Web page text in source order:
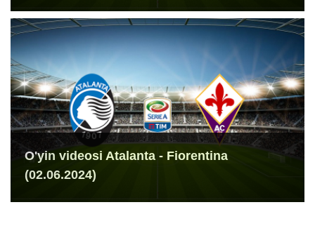
O'yin videosi Atalanta - Fiorentina
(02.06.2024)